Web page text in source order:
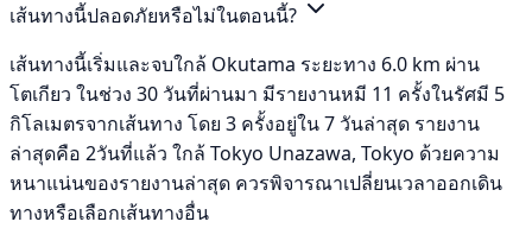
เส้นทางนี้ปลอดภัยหรือไม่ในตอนนี้?
เส้นทางนี้เริ่มและจบใกล้ Okutama ระยะทาง 6.0 km ผ่าน
โตเกียว ในช่วง 30 วันที่ผ่านมา มีรายงานหมี 11 ครั้งในรัศมี 5
กิโลเมตรจากเส้นทาง โดย 3 ครั้งอยู่ใน 7 วันล่าสุด รายงาน
ล่าสุดคือ 2วันที่แล้ว ใกล้ Tokyo Unazawa, Tokyo ด้วยความ
หนาแน่นของรายงานล่าสุด ควรพิจารณาเปลี่ยนเวลาออกเดิน
ทางหรือเลือกเส้นทางอื่น